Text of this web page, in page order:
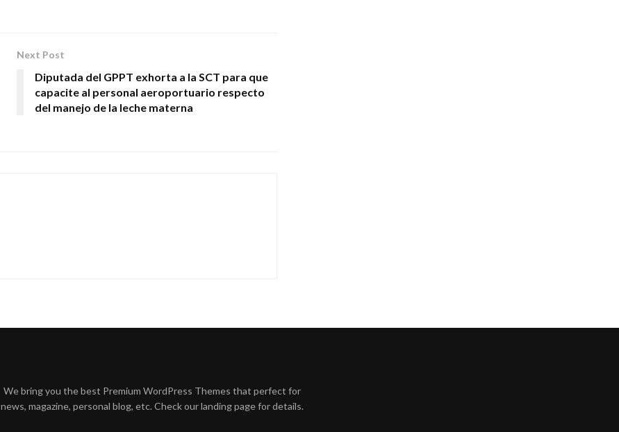
Next Post
Diputada del GPPT exhorta a la SCT para que
capacite al personal aeroportuario respecto
del manejo de la leche materna
We bring you the best Premium WordPress Themes that perfect for
news, magazine, personal blog, etc. Check our landing page for details.